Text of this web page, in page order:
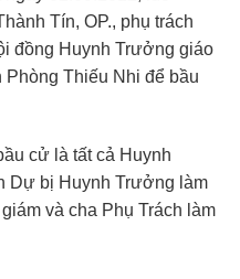
Tín, OP., phụ trách
đồng Huynh Trưởng giáo
Thiếu Nhi để bầu
cử là tất cả Huynh
Dự bị Huynh Trưởng làm
và cha Phụ Trách làm